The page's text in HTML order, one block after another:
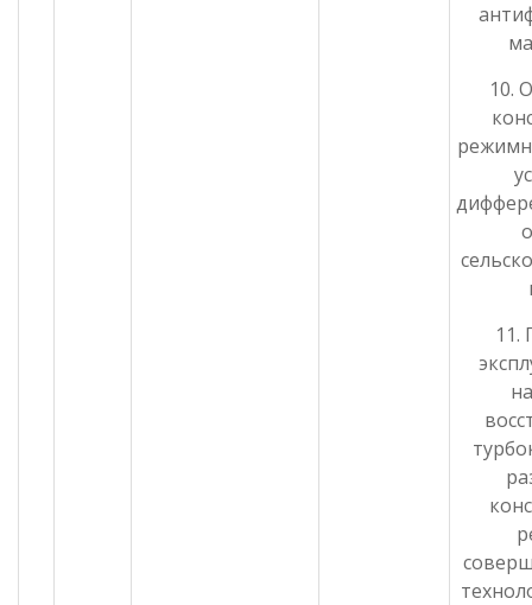
10.
11.